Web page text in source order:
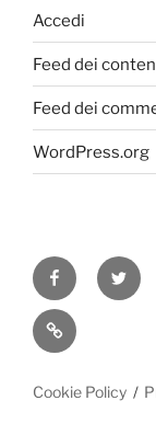
Accedi
Feed dei
Feed dei
WordPress.org
Facebook
RSS
Cookie Policy